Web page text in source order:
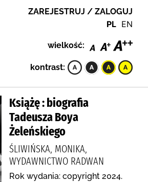
ZAREJESTRUJ / ZALOGUJ
PL EN
wielkość:
kontrast:
Książę : biografia
Tadeusza Boya
Żeleńskiego
ŚLIWIŃSKA, MONIKA,
WYDAWNICTWO RADWAN
Rok wydania: copyright 2024.